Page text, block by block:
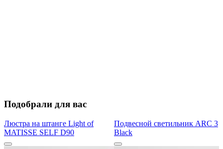
Подобрали для вас
Люстра на штанге Light of
MATISSE SELF D90
Подвесной светильник ARC 3
Black